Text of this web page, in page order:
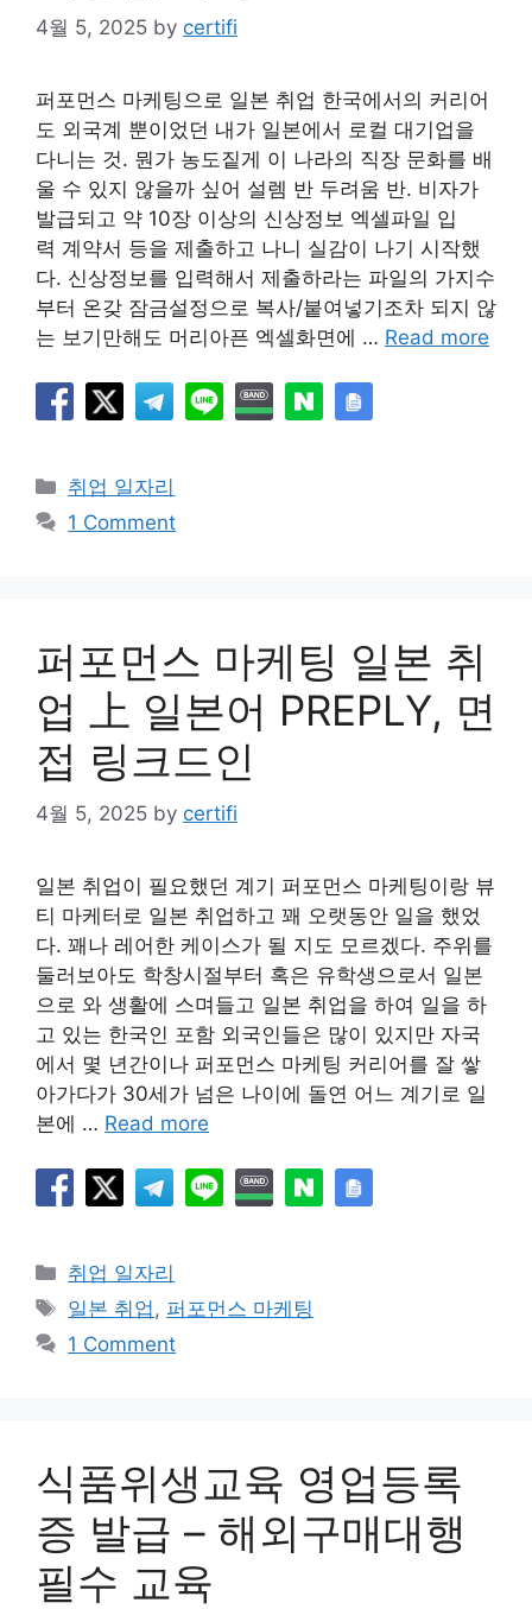
4월 5, 2025 by certifi
퍼포먼스 마케팅으로 일본 취업 한국에서의 커리어
도 외국계 뿐이었던 내가 일본에서 로컬 대기업을
다니는 것. 뭔가 농도짙게 이 나라의 직장 문화를 배
울 수 있지 않을까 싶어 설렘 반 두려움 반. 비자가
발급되고 약 10장 이상의 신상정보 엑셀파일 입
력 계약서 등을 제출하고 나니 실감이 나기 시작했
다. 신상정보를 입력해서 제출하라는 파일의 가지수
부터 온갖 잠금설정으로 복사/붙여넣기조차 되지 않
는 보기만해도 머리아픈 엑셀화면에 … Read more
Categories
취업 일자리
1 Comment
퍼포먼스 마케팅 일본 취
업 上 일본어 PREPLY, 면
접 링크드인
4월 5, 2025 by certifi
일본 취업이 필요했던 계기 퍼포먼스 마케팅이랑 뷰
티 마케터로 일본 취업하고 꽤 오랫동안 일을 했었
다. 꽤나 레어한 케이스가 될 지도 모르겠다. 주위를
둘러보아도 학창시절부터 혹은 유학생으로서 일본
으로 와 생활에 스며들고 일본 취업을 하여 일을 하
고 있는 한국인 포함 외국인들은 많이 있지만 자국
에서 몇 년간이나 퍼포먼스 마케팅 커리어를 잘 쌓
아가다가 30세가 넘은 나이에 돌연 어느 계기로 일
본에 … Read more
Categories
취업 일자리
Tags
일본 취업, 퍼포먼스 마케팅
1 Comment
식품위생교육 영업등록
증 발급 – 해외구매대행
필수 교육